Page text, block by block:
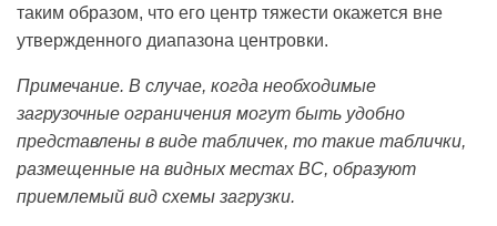
таким образом, что его центр тяжести окажется вне
утвержденного диапазона центровки.
Примечание. В случае, когда необходимые
загрузочные ограничения могут быть удобно
представлены в виде табличек, то такие таблички,
размещенные на видных местах ВС, образуют
приемлемый вид схемы загрузки.